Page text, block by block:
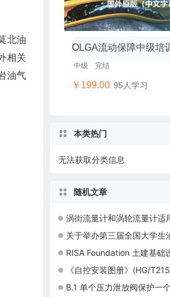
北油
相关
油气
OLGA流动保障中级培
中级 完结
￥199.00 95人学习
本类热门
无法获取分类信息
随机文章
涡街流量计和涡轮流量计适
关于举办第三届全国大学生油气储
RISA Foundation 土建基础
《自控安装图册》(HG/
B.1 单个压力泄放阀保护一个工艺